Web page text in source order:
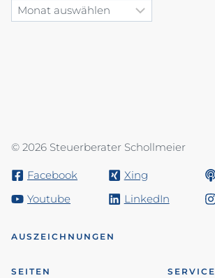
© 2026 Steuerberater Schollmeier
Facebook Xing
Youtube
LinkedIn
AUSZEICHNUNGEN
SEITEN SERVICE